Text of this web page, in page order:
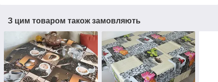
З цим товаром також замовляють